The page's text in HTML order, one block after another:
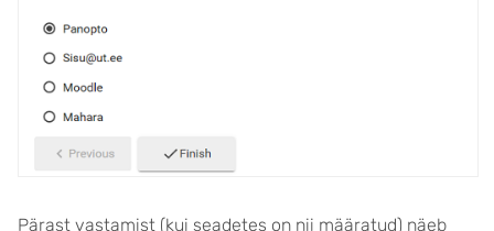
Pärast vastamist (kui seadetes on nii määratud) näeb